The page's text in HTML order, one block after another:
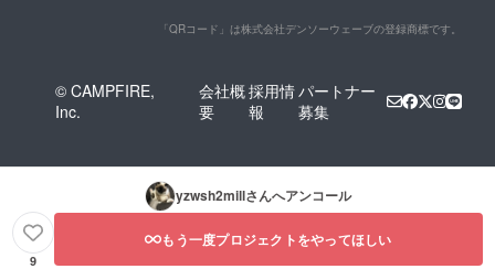
「QRコード」は株式会社デンソーウェーブの登録商標です。
© CAMPFIRE,
Inc.
会社概
要
採用情
報
パートナー
募集
yzwsh2millさんへアンコール
9
もう一度プロジェクトをやってほしい